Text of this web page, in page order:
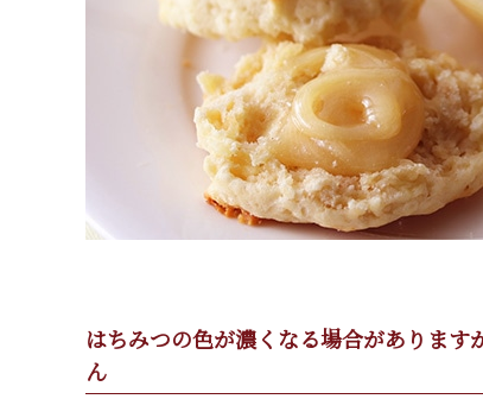
はちみつの色が濃くなる場合があります
ん